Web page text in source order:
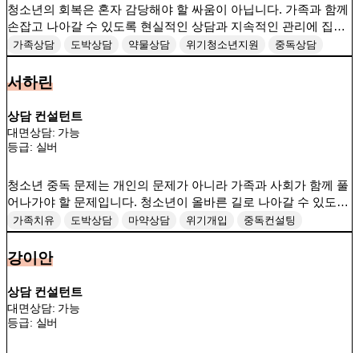
청소년의 회복은 혼자 감당해야 할 싸움이 아닙니다. 가족과 함께
손잡고 나아갈 수 있도록 현실적인 상담과 지속적인 관리에 집중
하겠습니다.
가족상담 도박상담 약물상담 위기청소년지원
중독상담
서하린
상담 컨설턴트
대면상담: 가능
등급: 실버
청소년 중독 문제는 개인의 문제가 아니라 가족과 사회가 함께 풀
어나가야 할 문제입니다. 청소년이 올바른 길로 나아갈 수 있도록
지속적인 개입과 관리를 제공하겠습니다.
가족치유 도박상담 마약상담 위기개입
중독컨설팅
강이안
상담 컨설턴트
대면상담: 가능
등급: 실버